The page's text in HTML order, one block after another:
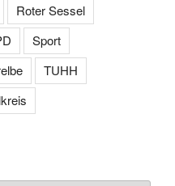
Roter Sessel
Sport
TUHH